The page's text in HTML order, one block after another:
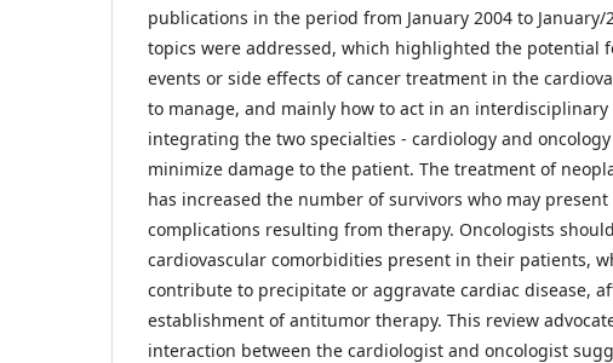
publications in the period from January 2004 to January/
topics were addressed, which highlighted the potential
events or side effects of cancer treatment in the
to manage, and mainly how to act in an interdisciplinary
integrating the two specialties - cardiology and
minimize damage to the patient. The treatment of
has increased the number of survivors who may
complications resulting from therapy. Oncologists
cardiovascular comorbidities present in their patients,
contribute to precipitate or aggravate cardiac disease,
establishment of antitumor therapy. This review
interaction between the cardiologist and oncologist